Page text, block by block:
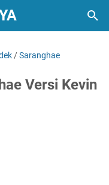
/Saranghae
Versi Kevin